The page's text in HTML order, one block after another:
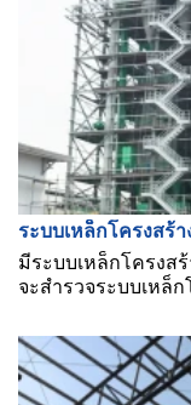
ระบบเหล็กโครงสร้
มีระบบเหล็กโครงส
จะสำรวจระบบเหล็